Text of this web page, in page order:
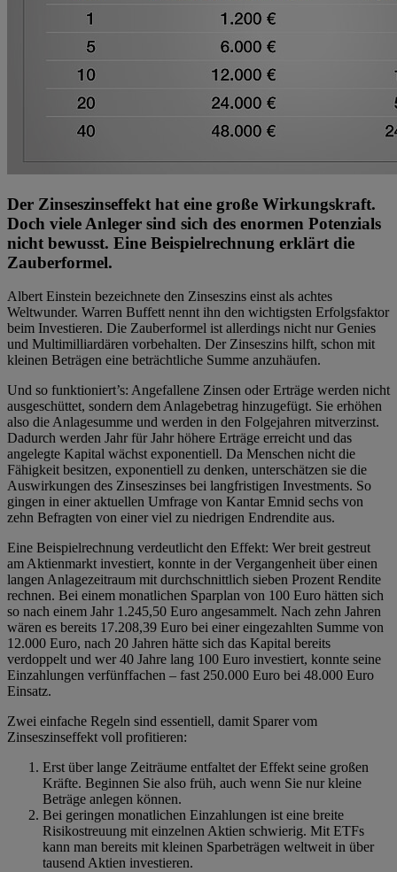
Der Zinseszinseffekt hat eine große Wirkungskraft.
Doch viele Anleger sind sich des enormen Potenzials
nicht bewusst. Eine Beispielrechnung erklärt die
Zauberformel.
Albert Einstein bezeichnete den Zinseszins einst als achtes
Weltwunder. Warren Buffett nennt ihn den wichtigsten Erfolgsfaktor
beim Investieren. Die Zauberformel ist allerdings nicht nur Genies
und Multimilliardären vorbehalten. Der Zinseszins hilft, schon mit
kleinen Beträgen eine beträchtliche Summe anzuhäufen.
Und so funktioniert’s: Angefallene Zinsen oder Erträge werden nicht
ausgeschüttet, sondern dem Anlagebetrag hinzugefügt. Sie erhöhen
also die Anlagesumme und werden in den Folgejahren mitverzinst.
Dadurch werden Jahr für Jahr höhere Erträge erreicht und das
angelegte Kapital wächst exponentiell. Da Menschen nicht die
Fähigkeit besitzen, exponentiell zu denken, unterschätzen sie die
Auswirkungen des Zinseszinses bei langfristigen Investments. So
gingen in einer aktuellen Umfrage von Kantar Emnid sechs von
zehn Befragten von einer viel zu niedrigen Endrendite aus.
Eine Beispielrechnung verdeutlicht den Effekt: Wer breit gestreut
am Aktienmarkt investiert, konnte in der Vergangenheit über einen
langen Anlagezeitraum mit durchschnittlich sieben Prozent Rendite
rechnen. Bei einem monatlichen Sparplan von 100 Euro hätten sich
so nach einem Jahr 1.245,50 Euro angesammelt. Nach zehn Jahren
wären es bereits 17.208,39 Euro bei einer eingezahlten Summe von
12.000 Euro, nach 20 Jahren hätte sich das Kapital bereits
verdoppelt und wer 40 Jahre lang 100 Euro investiert, konnte seine
Einzahlungen verfünffachen – fast 250.000 Euro bei 48.000 Euro
Einsatz.
Zwei einfache Regeln sind essentiell, damit Sparer vom
Zinseszinseffekt voll profitieren:
Erst über lange Zeiträume entfaltet der Effekt seine großen
Kräfte. Beginnen Sie also früh, auch wenn Sie nur kleine
Beträge anlegen können.
Bei geringen monatlichen Einzahlungen ist eine breite
Risikostreuung mit einzelnen Aktien schwierig. Mit ETFs
kann man bereits mit kleinen Sparbeträgen weltweit in über
tausend Aktien investieren.